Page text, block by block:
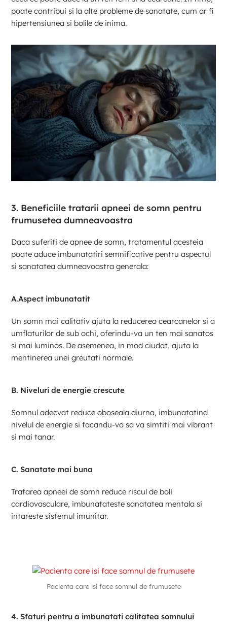
poate contribui si la alte probleme de sanatate, cum ar fi
hipertensiunea si bolile de inima.
3. Beneficiile tratarii apneei de somn pentru
frumusetea dumneavoastra
Daca suferiti de apnee de somn, tratamentul acesteia
poate aduce imbunatatiri semnificative pentru aspectul
si sanatatea dumneavoastra generala:
A.Aspect imbunatatit
Un somn mai calitativ ajuta la reducerea cearcanelor si a
umflaturilor de sub ochi, oferindu-va un ten mai sanatos
si mai luminos. De asemenea, in mod ciudat, ajuta la
mentinerea unei greutati normale.
B. Niveluri de energie crescute
Somnul adecvat reduce oboseala diurna, imbunatatind
nivelul de energie si facandu-va sa va simtiti mai vibrant
si mai tanar.
C. Sanatate mai buna
Tratarea apneei de somn reduce riscul de boli
cardiovasculare, imbunatateste sanatatea mentala si
intareste sistemul imunitar​.
Pacienta care isi face somnul de frumusete
4. Sfaturi pentru a imbunatati calitatea somnului